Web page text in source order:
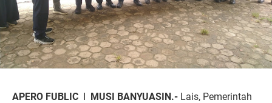
APERO FUBLIC I MUSI BANYUASIN.- Lais, Pemerintah